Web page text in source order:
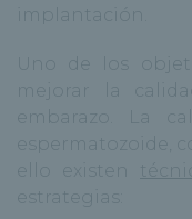
implantación.
Uno de los
mejorar la
embarazo. La
espermatozoide,
ello existen
estrategias: